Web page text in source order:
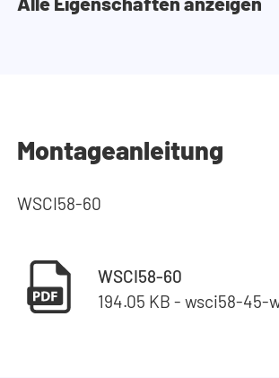
Montageanleitung
WSCI58-60
WSCI58-60
194.05 KB - wsci58-45-